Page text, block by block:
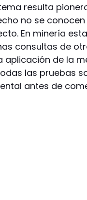
resulta
no se
En minería
consultas de
aplicación de la
las pruebas
antes de